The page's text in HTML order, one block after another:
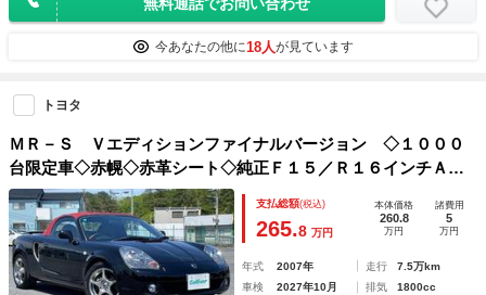
無料通話でお問い合わせ
今あなたの他に18人が見ています
トヨタ
ＭＲ－Ｓ Ｖエディションファイナルバージョン ◇１０００
台限定車◇赤幌◇赤革シート◇純正Ｆ１５／Ｒ１６インチＡＷ
◇ＨＩＤヘッドライト◇フォグライト◇ＥＴＣ◇ドライブレコ
ーダー◇取扱説明書◇スペアキー
支払総額(税込)
265.8 万円
本体価格
260.8
万円
諸費用
5
万円
年式 2007年 走行
7.5万km
車検
2027年10月 排気
1800cc